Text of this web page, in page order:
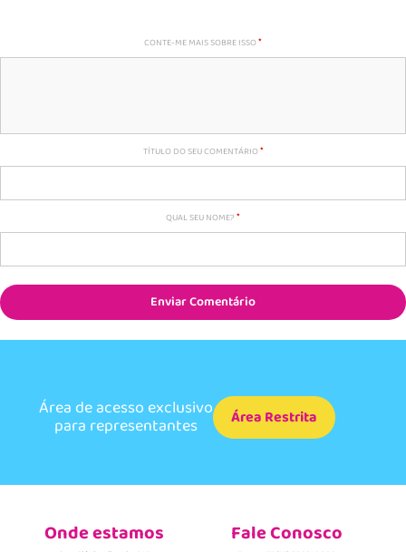
CONTE-ME MAIS SOBRE ISSO
TÍTULO DO SEU COMENTÁRIO
QUAL SEU NOME?
Enviar Comentário
Área de acesso exclusivo
para representantes Área Restrita
Onde estamos Fale Conosco